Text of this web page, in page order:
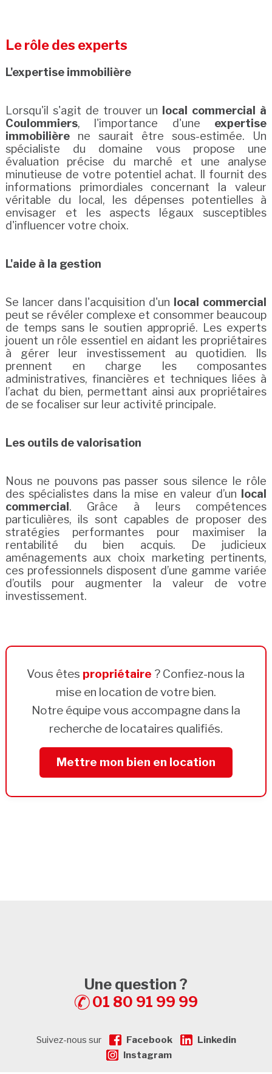
Le rôle des experts
L'expertise immobilière
Lorsqu'il s'agit de trouver un
local commercial à
Coulommiers, l'importance d'une expertise
immobilièrene saurait être sous-estimée. Un
spécialiste du domaine vous propose une
évaluation précise du marché et une analyse
minutieuse de votre potentiel achat. Il fournit des
informations primordiales concernant la valeur
véritable du local, les dépenses potentielles à
envisager et les aspects légaux susceptibles
d'influencer votre choix.
L'aide à la gestion
Se lancer dans l'acquisition d'un
local commercial
peut se révéler complexe et consommer beaucoup
de temps sans le soutien approprié. Les experts
jouent un rôle essentiel en aidant les propriétaires
à gérer leur investissement au quotidien. Ils
prennent en charge les composantes
administratives, financières et techniques liées à
l’achat du bien, permettant ainsi aux propriétaires
de se focaliser sur leur activité principale.
Les outils de valorisation
Nous ne pouvons pas passer sous silence le rôle
des spécialistes dans la mise en valeur d’un
local
commercial . Grâce à leurs compétences
particulières, ils sont capables de proposer des
stratégies performantes pour maximiser la
rentabilité du bien acquis. De judicieux
aménagements aux choix marketing pertinents,
ces professionnels disposent d’une gamme variée
d’outils pour augmenter la valeur de votre
investissement.
Vous êtes propriétaire ? Confiez-nous la
mise en location de votre bien.
Notre équipe vous accompagne dans la
recherche de locataires qualifiés.
Mettre mon bien en location
Une question ?
01 80 91 99 99
Suivez-nous sur Facebook
Linkedin
Instagram